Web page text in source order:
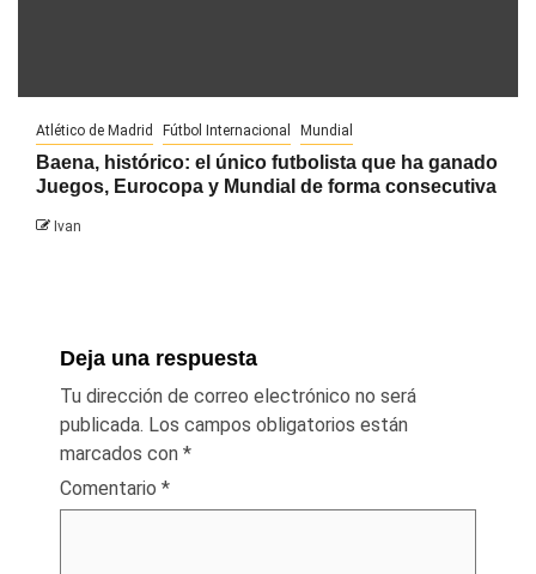
Atlético de Madrid Fútbol Internacional Mundial
Baena, histórico: el único futbolista que ha ganado
Juegos, Eurocopa y Mundial de forma consecutiva
Ivan
Deja una respuesta
Tu dirección de correo electrónico no será
publicada. Los campos obligatorios están
marcados con *
Comentario *